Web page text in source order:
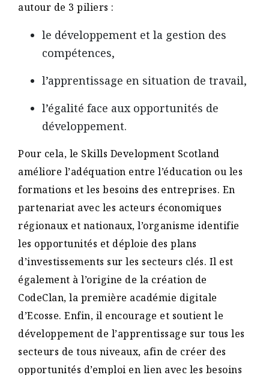
autour de 3 piliers :
le développement et la gestion des
compétences,
l’apprentissage en situation de travail,
l’égalité face aux opportunités de
développement.
Pour cela, le Skills Development Scotland
améliore l’adéquation entre l’éducation ou les
formations et les besoins des entreprises. En
partenariat avec les acteurs économiques
régionaux et nationaux, l’organisme identifie
les opportunités et déploie des plans
d’investissements sur les secteurs clés. Il est
également à l’origine de la création de
CodeClan, la première académie digitale
d’Ecosse. Enfin, il encourage et soutient le
développement de l’apprentissage sur tous les
secteurs de tous niveaux, afin de créer des
opportunités d’emploi en lien avec les besoins